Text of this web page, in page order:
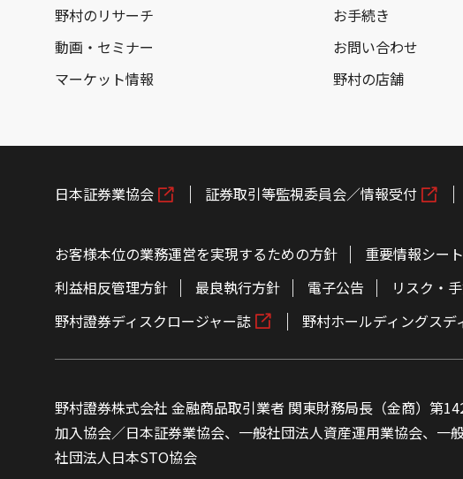
野村のリサーチ
動画・セミナー
マーケット情報
お手続き
お問い合わせ
野村の店舗
日本証券業協会 証券取引等監視委員会／情報受付
お客様本位の業務運営を実現するための方針 重要情報シー
利益相反管理方針
最良執行方針 電子公告 リスク・
野村證券ディスクロージャー誌
野村ホールディングス
野村證券株式会社 金融商品取引業者 関東財務局長（金商）第
加入協会／日本証券業協会、一般社団法人資産運用業協会、
社団法人日本STO協会